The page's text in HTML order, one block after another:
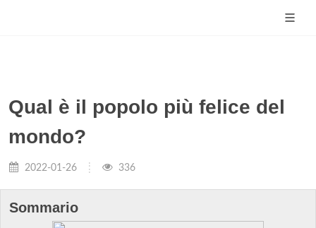
Qual è il popolo più felice del
mondo?
2022-01-26 336
Sommario